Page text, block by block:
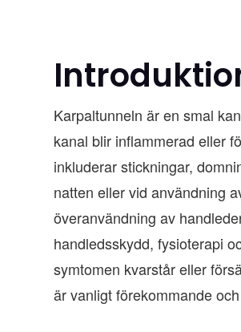
Karpaltunneln är en smal
kanal blir inflammerad eller
inkluderar stickningar,
natten eller vid användning
överanvändning av
handledsskydd, fysioterapi
symtomen kvarstår eller
är vanligt förekommande